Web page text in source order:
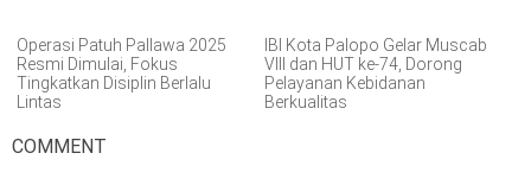
Operasi Patuh Pallawa 2025
Resmi Dimulai, Fokus
Tingkatkan Disiplin Berlalu
Lintas
IBI Kota Palopo Gelar Muscab
VIII dan HUT ke-74, Dorong
Pelayanan Kebidanan
Berkualitas
COMMENT